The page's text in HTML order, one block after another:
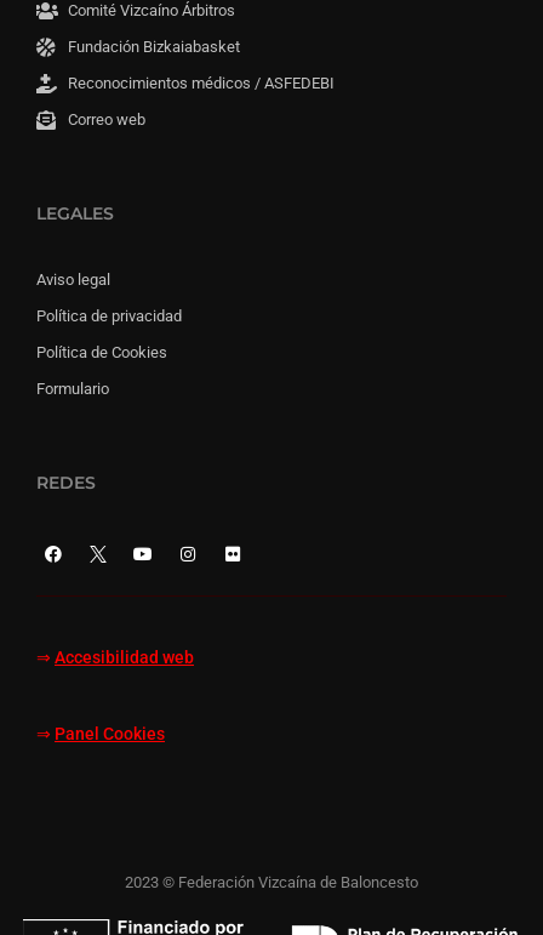
Comité Vizcaíno Árbitros
Fundación Bizkaiabasket
Reconocimientos médicos / ASFEDEBI
Correo web
LEGALES
Aviso legal
Política de privacidad
Política de Cookies
Formulario
REDES
⇒ Accesibilidad web
⇒ Panel Cookies
2023 © Federación Vizcaína de Baloncesto